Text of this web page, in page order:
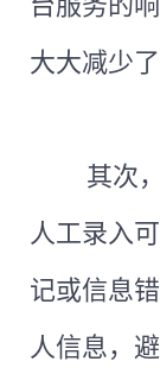
大大减少
其次
人工录入
记或信息
人信息，